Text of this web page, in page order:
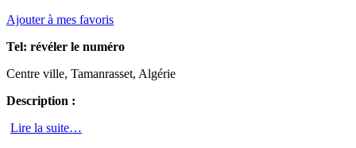
Ajouter à mes favoris
Tel: révéler le numéro
Centre ville, Tamanrasset, Algérie
Description :
Lire la suite…